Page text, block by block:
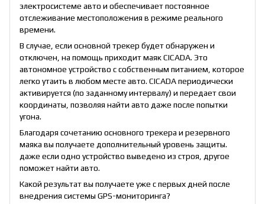
электросистеме авто и обеспечивает постоянное
отслеживание местоположения в режиме реального
времени.
В случае, если основной трекер будет обнаружен и
отключен, на помощь приходит маяк CICADA. Это
автономное устройство с собственным питанием, которое
легко утаить в любом месте авто. CICADA периодически
активируется (по заданному интервалу) и передает свои
координаты, позволяя найти авто даже после попытки
угона.
Благодаря сочетанию основного трекера и резервного
маяка вы получаете дополнительный уровень защиты.
даже если одно устройство выведено из строя, другое
поможет найти авто.
Какой результат вы получаете уже с первых дней после
внедрения системы GPS-мониторинга?